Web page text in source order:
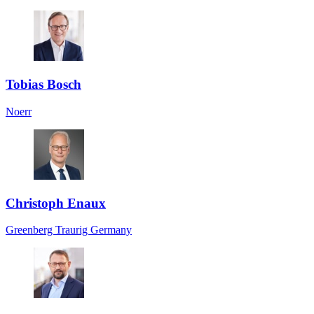
Tobias Bosch
Noerr
Christoph Enaux
Greenberg Traurig Germany